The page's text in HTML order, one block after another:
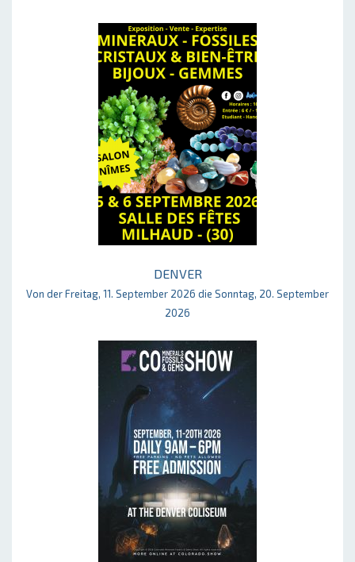
DENVER
Von der Freitag, 11. September 2026 die Sonntag, 20. September
2026